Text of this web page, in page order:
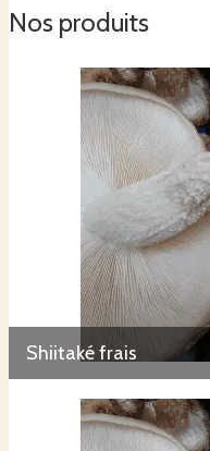
Romain, Philippe et
Nos produits
Shiitaké frais